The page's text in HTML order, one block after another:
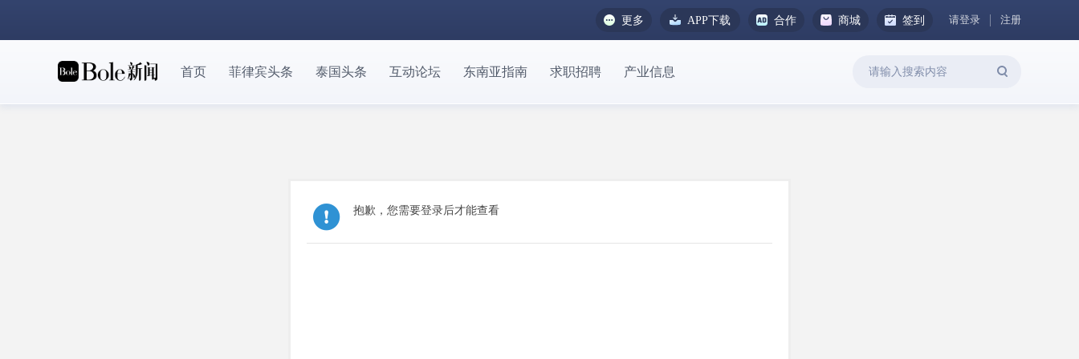
更多 APP下载 合作 商城 签到 请登录 注册
首页 菲律宾头条 泰国头条 互动论坛 东南亚指南 求职招聘 产业信息
抱歉，您需要登录后才能查看